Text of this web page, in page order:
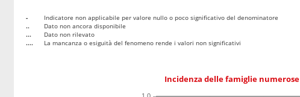
-
Indicatore non applicabile per valore nullo o poco significativo del denominatore
..
Dato non ancora disponibile
...
Dato non rilevato
....
La mancanza o esiguità del fenomeno rende i valori non significativi
Incidenza delle famiglie numerose